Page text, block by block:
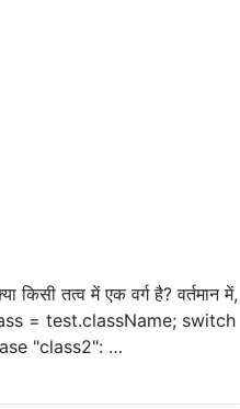
किसी तत्व में एक वर्ग है? वर्तमान में,
= test.className; switch
"class2": …